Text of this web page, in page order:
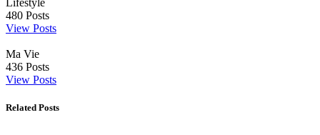
Lifestyle
480 Posts
View Posts
Ma Vie
436 Posts
View Posts
Related Posts